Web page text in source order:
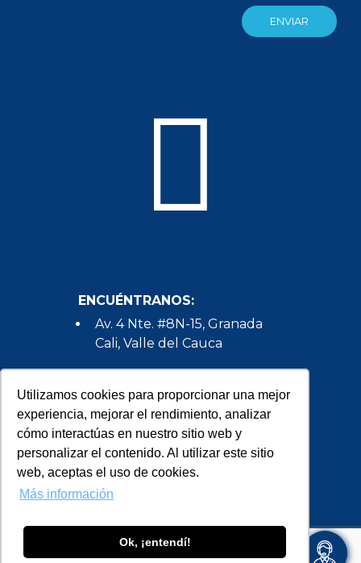
Utilizamos cookies para proporcionar una mejor
experiencia, mejorar el rendimiento, analizar
cómo interactúas en nuestro sitio web y
personalizar el contenido. Al utilizar este sitio
web, aceptas el uso de cookies.
Más información
Ok, ¡entendí!
ENCUÉNTRANOS:
Av. 4 Nte. #8N-15, Granada
Cali, Valle del Cauca
HABLEMOS:
(+57) 602 386 5350
(+57) 317 401 8708
info@himalaya.digital
Himalaya Digital Agency
Agendar una Cosultoria